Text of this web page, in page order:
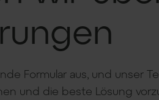
Formular aus, und unser
und die beste Lösung